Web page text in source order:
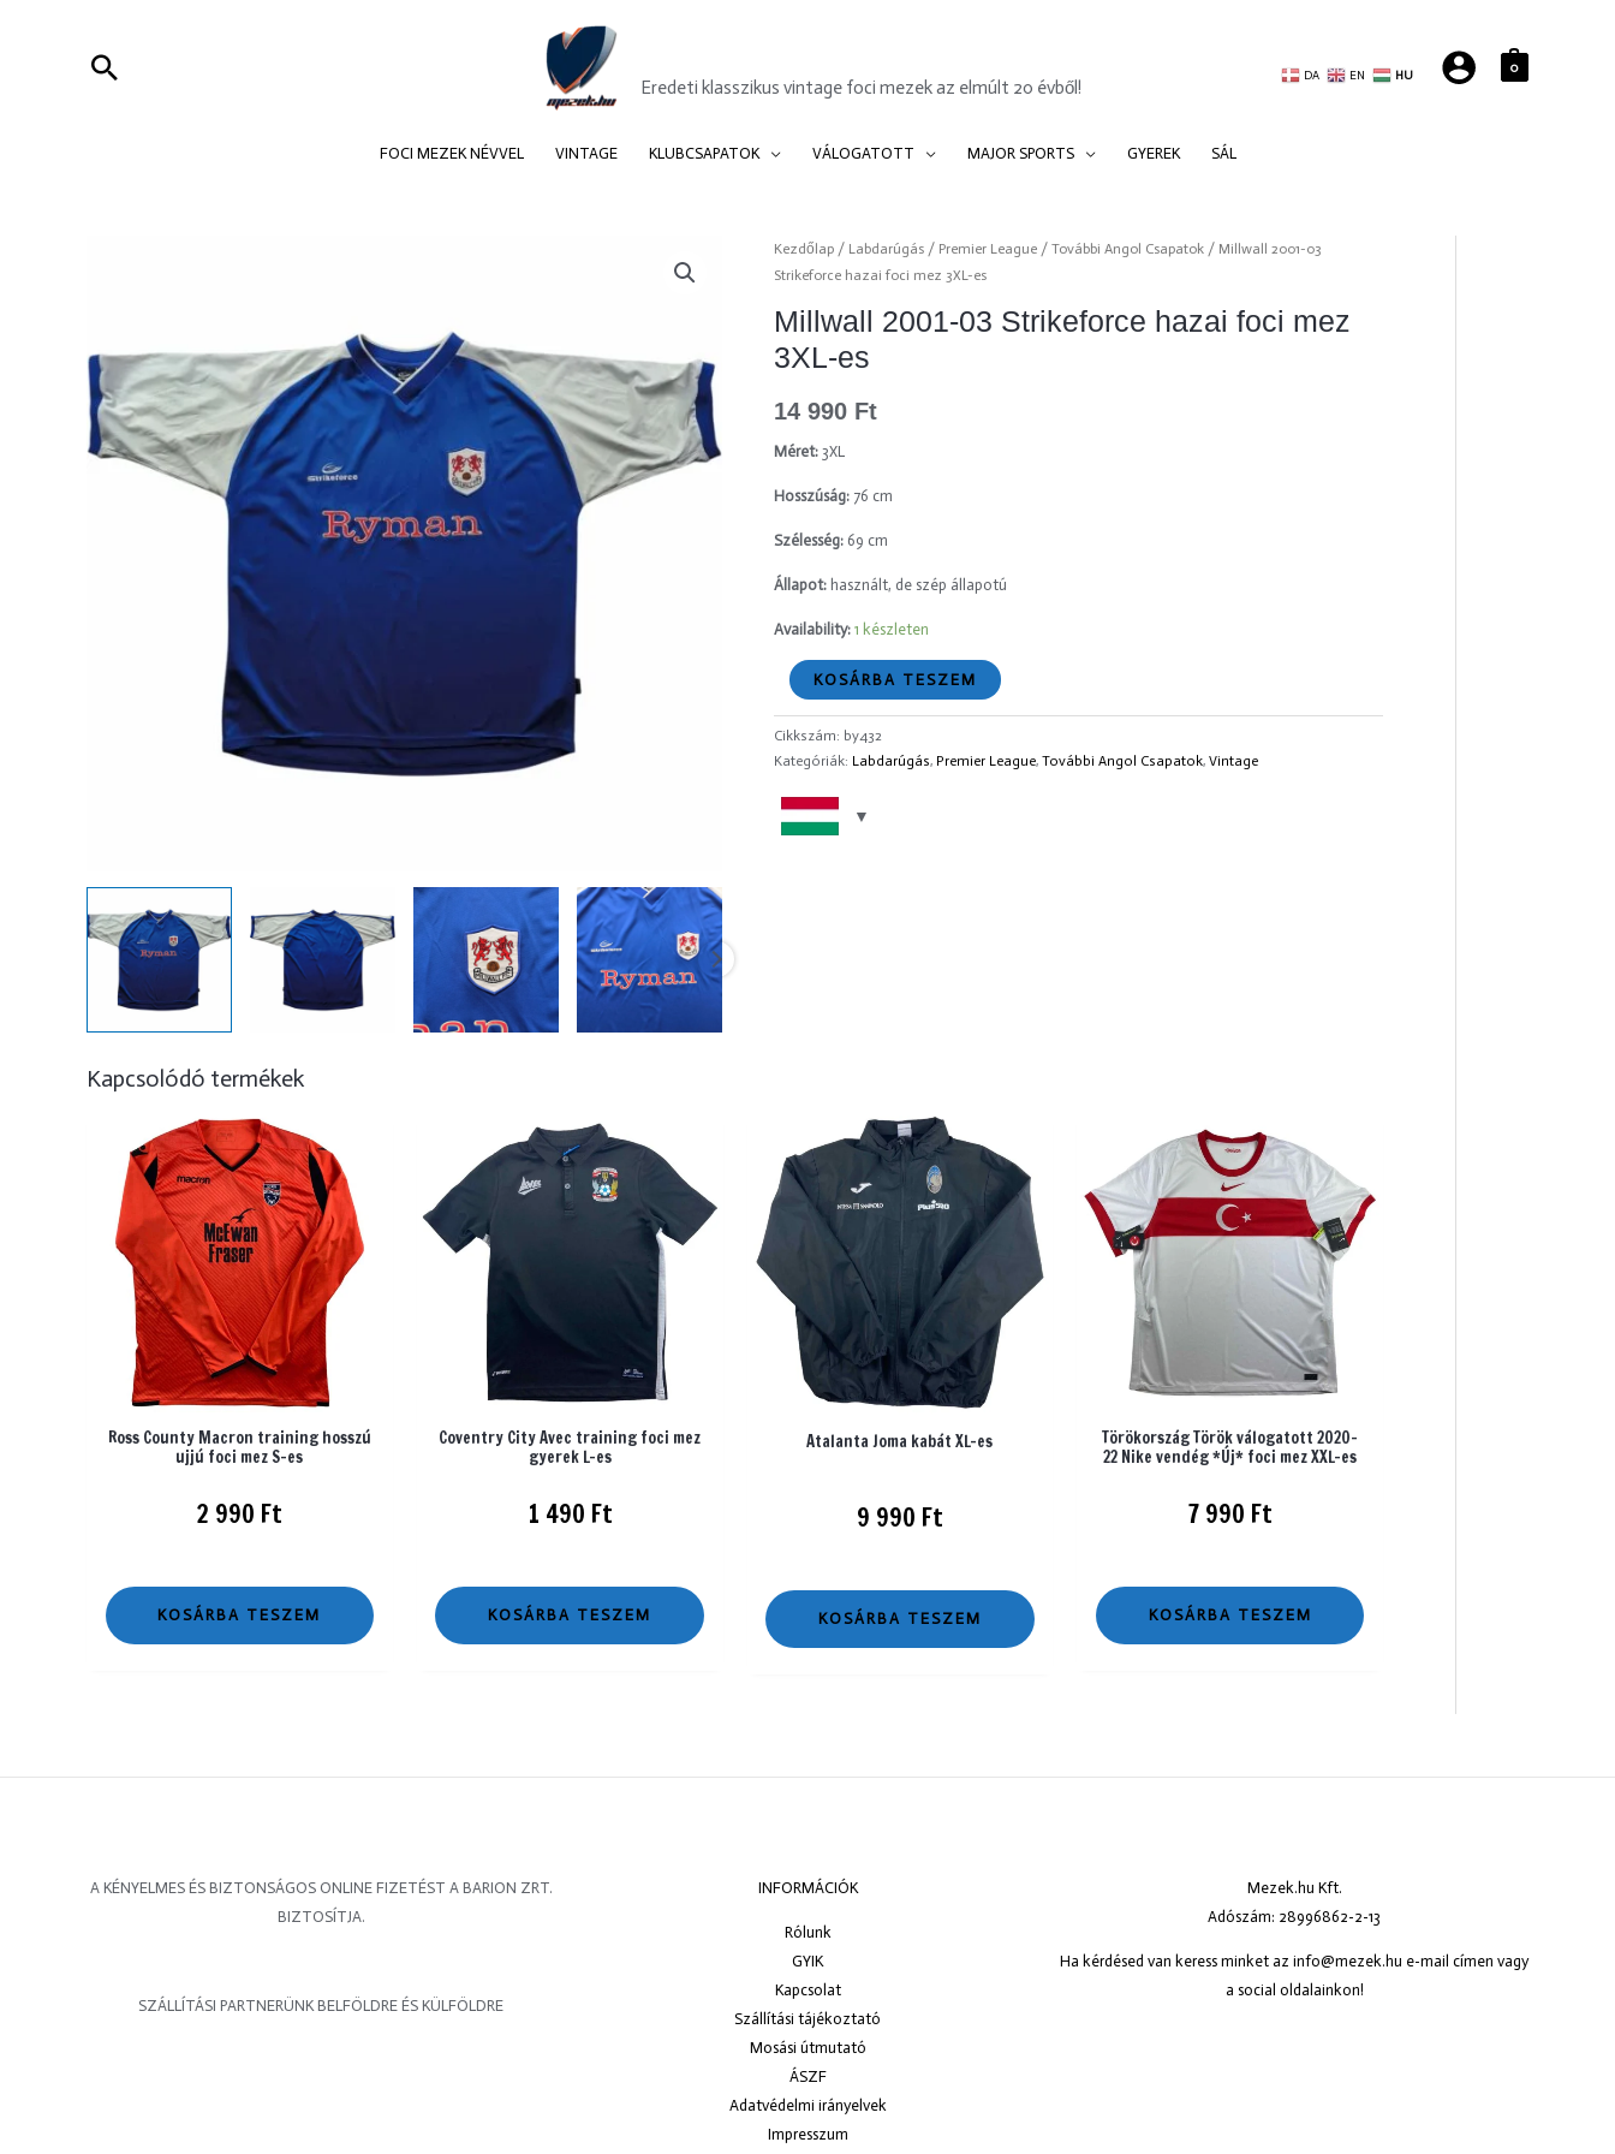
Search Eredeti klasszikus vintage foci mezek az elmúlt 20 évből!
DA EN HU 0
FOCI MEZEK NÉVVEL VINTAGE KLUBCSAPATOK VÁLOGATOTT MAJOR SPORTS GYEREK SÁL
Kezdőlap/ Labdarúgás/ Premier League/ További Angol Csapatok/ Millwall 2001-03
Strikeforce hazai foci mez 3XL-es
Millwall 2001-03 Strikeforce hazai foci mez
3XL-es
14 990 Ft
Méret:3XL
Hosszúság: 76 cm
Szélesség: 69 cm
Állapot:használt, de szép állapotú
Availability: 1 készleten
Millwall
2001-
Strikeforce
hazai
mez
3XL-
mennyiség
KOSÁRBA TESZEM
Cikkszám: by432
Kategóriák: Labdarúgás, Premier League, További Angol Csapatok, Vintage
Kapcsolódó termékek
Ross County Macron training hosszú
ujjú foci mez S-es
2 990 Ft
KOSÁRBA TESZEM
Coventry City Avec training foci mez
gyerek L-es
1 490 Ft
KOSÁRBA TESZEM
Atalanta Joma kabát XL-es
9 990 Ft
KOSÁRBA TESZEM
Törökország Török válogatott 2020-
22 Nike vendég *Új* foci mez XXL-es
7 990 Ft
KOSÁRBA TESZEM
A KÉNYELMES ÉS BIZTONSÁGOS ONLINE FIZETÉST A BARION ZRT.
BIZTOSÍTJA.
SZÁLLÍTÁSI PARTNERÜNK BELFÖLDRE ÉS KÜLFÖLDRE
INFORMÁCIÓK
Rólunk
GYIK
Kapcsolat
Szállítási tájékoztató
Mosási útmutató
ÁSZF
Adatvédelmi irányelvek
Impresszum
Mezek.hu Kft.
Adószám: 28996862-2-13
Ha kérdésed van keress minket az info@mezek.hu e-mail címen vagy
a social oldalainkon!